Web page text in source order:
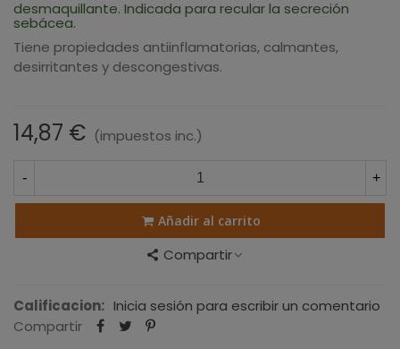
desmaquillante. Indicada para recular la secreción
sebácea.
Tiene propiedades antiinflamatorias, calmantes,
desirritantes y descongestivas.
14,87 € (impuestos inc.)
- +
Añadir al carrito
Compartir
Calificacion: Inicia sesión para escribir un comentario
Compartir